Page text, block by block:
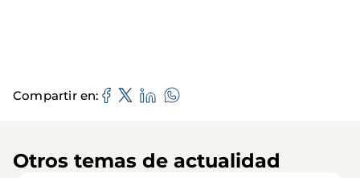
Compartir en
Otros temas de actualidad